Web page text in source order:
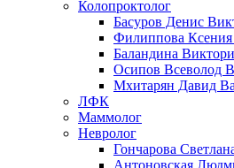
Колопроктолог
Басуров Денис
Филиппова Ксения
Баландина
Осипов Всеволод
Мхитарян Давид
ЛФК
Маммолог
Невролог
Гончарова
Антоновская